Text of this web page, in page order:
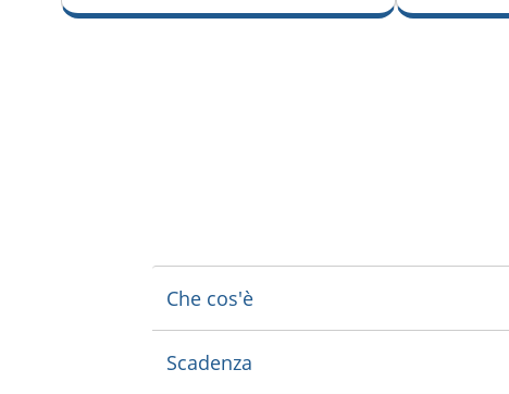
Che cos'è
Scadenza